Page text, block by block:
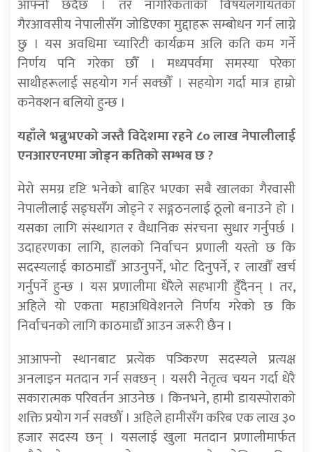
आफ्नो छँदैछ । तर नागरिकताको विषयलगायतका
गैरआवसीय नेपालीसँग जोडिएका मुद्दाहरू सम्बोधन गर्न लाग्ने
छु । यस अवधिमा च्यारिटी कार्यक्रम अलि कति कम गर्ने
निर्णय पनि गरेका छौँ । मध्यपर्वमा समस्या परेका
साथीहरूलाई सहयोग गर्न सक्छौँ । सहयोग गर्दा मात्र हाम्रो
कनेक्शन बलियो हुन्छ ।
यहाँले भन्नुभएको जस्तै विदेशमा रहने ८० लाख नेपालीलाई
एनआरएनएमा जोड्न कतिको सम्भव छ ?
मेरो समग्र दृष्टि भनेको बाहिर भएका सबै खालका गैरवासी
नेपालीलाई सङ्घसँग जोड्ने र सङ्गठनलाई ठूलो बनाउने हो ।
यसका लागि संस्थागत र वैधानिक संरचना सुधार गर्नुपर्छ ।
उदाहरणका लागि, हालको निर्वाचन प्रणाली यस्तो छ कि
सदस्यलाई काठमाडौँ आउनुपर्ने, भोट दिनुपर्ने, र लाखौँ खर्च
गर्नुपर्ने हुन्छ । यस प्रणालीमा धेरैले सहभागी हुँदैनन् । तर,
अहिले यो एकता महाअधिवेशनले निर्णय गरेको छ कि
निर्वाचनको लागि काठमाडौँ आउन जरूरी छैन ।
आआफ्नो स्थानबाट प्रत्येक पञ्किरण सदस्यले प्रत्यक्ष
अनलाइन मतदान गर्न सक्छन् । यसरी नेतृत्व चयन गर्दा धेरै
सकारात्मक परिवर्तन आउनेछ । किनभने, हामी डायस्पोराको
शक्ति प्रयोग गर्न सक्छौँ । अहिले हामीसँग करिब एक लाख ३०
हजार सदस्य छन् । यसलाई खुला मतदान प्रणालीमार्फत